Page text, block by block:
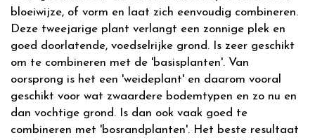
bloeiwijze, of vorm en laat zich eenvoudig combineren.
Deze tweejarige plant verlangt een zonnige plek en
goed doorlatende, voedselrijke grond. Is zeer geschikt
om te combineren met de 'basisplanten'. Van
oorsprong is het een 'weideplant' en daarom vooral
geschikt voor wat zwaardere bodemtypen en zo nu en
dan vochtige grond. Is dan ook vaak goed te
combineren met 'bosrandplanten'. Het beste resultaat